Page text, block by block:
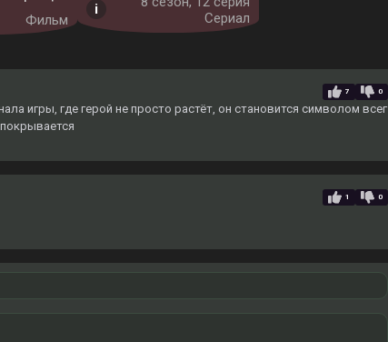
Фильм
Сериал
7 0
игры, где герой не просто растёт, он становится символом всег
1 0